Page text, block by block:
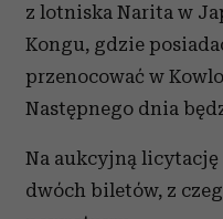
z lotniska Narita w
Kongu, gdzie
przenocować w
Następnego dnia
Na aukcyjną
dwóch biletów, z